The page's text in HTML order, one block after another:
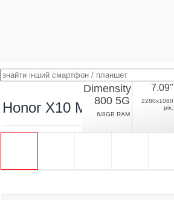
Honor X10 Max 5G
Dimensity
800 5G
6/8GB RAM
7.09"
2280x1080
pix.